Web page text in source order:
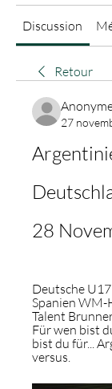
Discussion
Retour
27
28
Deutsche
Spanien WM-
Talent
Für wen bist
bist du für...
versus.